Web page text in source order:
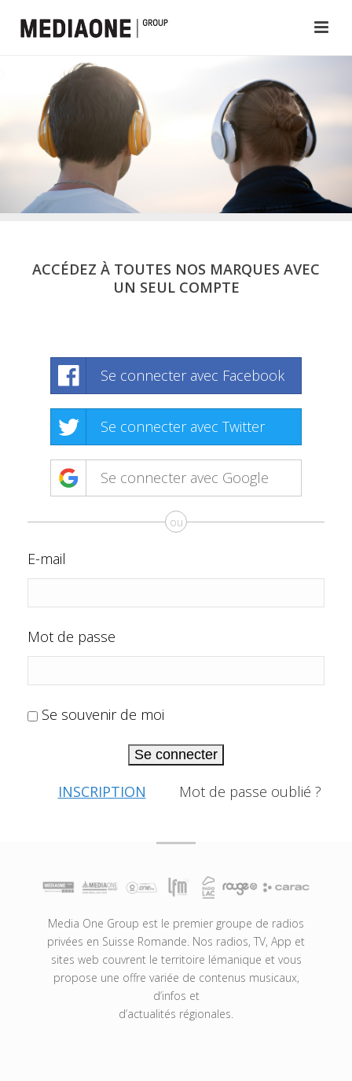
ACCÉDEZ À TOUTES NOS MARQUES AVEC
UN SEUL COMPTE
Se connecter avec Facebook
Se connecter avec Twitter
Se connecter avec Google
ou
E-mail
Mot de passe
Se souvenir de moi
Se connecter
INSCRIPTION Mot de passe oublié ?
Media One Group est le premier groupe de radios
privées en Suisse Romande. Nos radios, TV, App et
sites web couvrent le territoire lémanique et vous
propose une offre variée de contenus musicaux,
d’infos et
d’actualités régionales.